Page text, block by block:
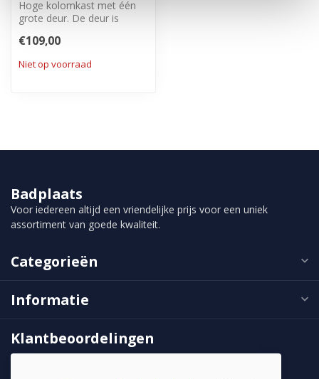
Hoge kolomkast met één
grote deur. De deur is
monteren.
€109,00
Niet op voorraad
Badplaats
Voor iedereen altijd een vriendelijke prijs voor een uniek
assortiment van goede kwaliteit.
Categorieën
Informatie
Klantbeoordelingen